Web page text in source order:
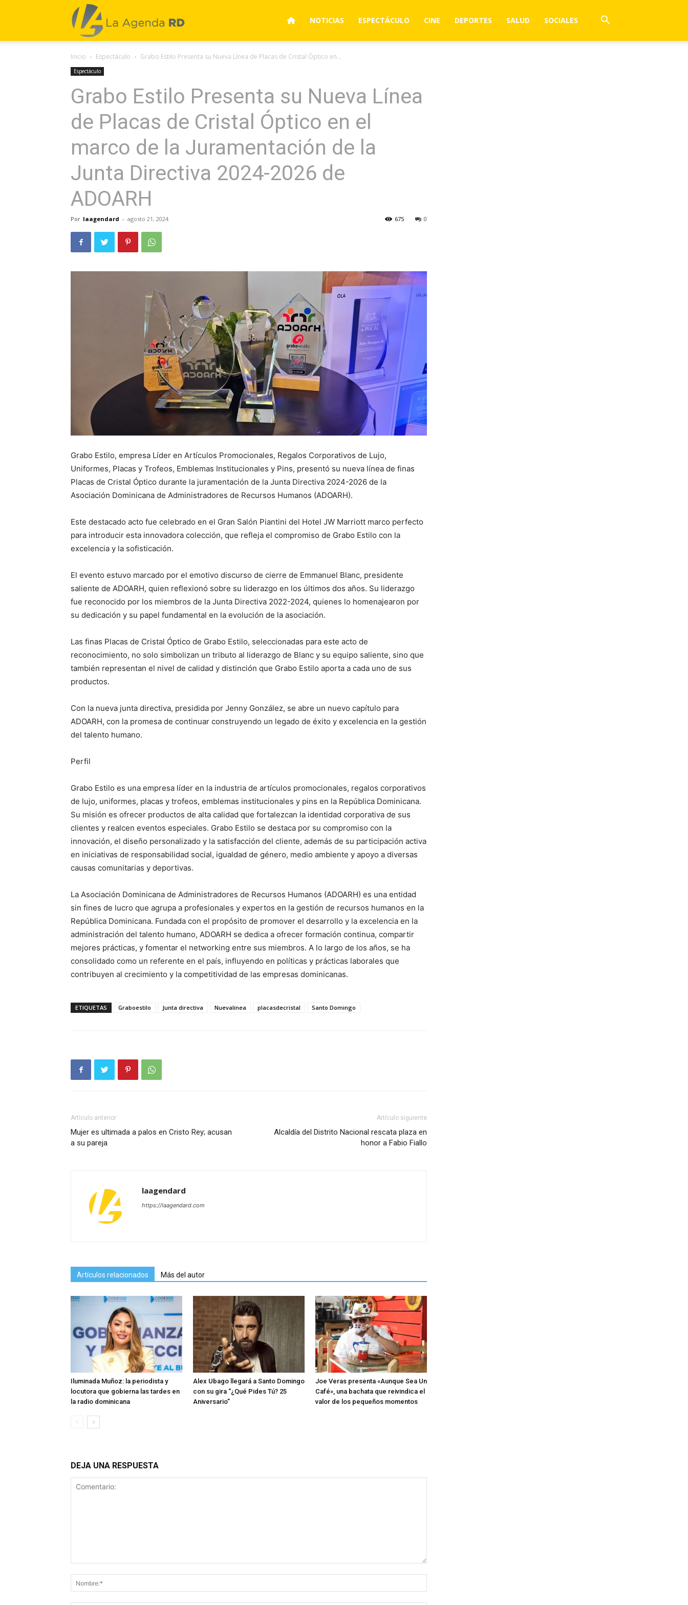
La
Agenda
RD
NOTICIAS ESPECTÁCULO CINE DEPORTES SALUD SOCIALES
Inicio Espectáculo Grabo Estilo Presenta su Nueva Línea de Placas de Cristal Óptico en...
Espectáculo
Grabo Estilo Presenta su Nueva Línea
de Placas de Cristal Óptico en el
marco de la Juramentación de la
Junta Directiva 2024-2026 de
ADOARH
Por laagendard - agosto 21, 2024 0
675
Grabo Estilo, empresa Líder en Artículos Promocionales, Regalos Corporativos de Lujo,
Uniformes, Placas y Trofeos, Emblemas Institucionales y Pins, presentó su nueva línea de finas
Placas de Cristal Óptico durante la juramentación de la Junta Directiva 2024-2026 de la
Asociación Dominicana de Administradores de Recursos Humanos (ADOARH).
Este destacado acto fue celebrado en el Gran Salón Piantini del Hotel JW Marriott marco perfecto
para introducir esta innovadora colección, que refleja el compromiso de Grabo Estilo con la
excelencia y la sofisticación.
El evento estuvo marcado por el emotivo discurso de cierre de Emmanuel Blanc, presidente
saliente de ADOARH, quien reflexionó sobre su liderazgo en los últimos dos años. Su liderazgo
fue reconocido por los miembros de la Junta Directiva 2022-2024, quienes lo homenajearon por
su dedicación y su papel fundamental en la evolución de la asociación.
Las finas Placas de Cristal Óptico de Grabo Estilo, seleccionadas para este acto de
reconocimiento, no solo simbolizan un tributo al liderazgo de Blanc y su equipo saliente, sino que
también representan el nivel de calidad y distinción que Grabo Estilo aporta a cada uno de sus
productos.
Con la nueva junta directiva, presidida por Jenny González, se abre un nuevo capítulo para
ADOARH, con la promesa de continuar construyendo un legado de éxito y excelencia en la gestión
del talento humano.
Perfil
Grabo Estilo es una empresa líder en la industria de artículos promocionales, regalos corporativos
de lujo, uniformes, placas y trofeos, emblemas institucionales y pins en la República Dominicana.
Su misión es ofrecer productos de alta calidad que fortalezcan la identidad corporativa de sus
clientes y realcen eventos especiales. Grabo Estilo se destaca por su compromiso con la
innovación, el diseño personalizado y la satisfacción del cliente, además de su participación activa
en iniciativas de responsabilidad social, igualdad de género, medio ambiente y apoyo a diversas
causas comunitarias y deportivas.
La Asociación Dominicana de Administradores de Recursos Humanos (ADOARH) es una entidad
sin fines de lucro que agrupa a profesionales y expertos en la gestión de recursos humanos en la
República Dominicana. Fundada con el propósito de promover el desarrollo y la excelencia en la
administración del talento humano, ADOARH se dedica a ofrecer formación continua, compartir
mejores prácticas, y fomentar el networking entre sus miembros. A lo largo de los años, se ha
consolidado como un referente en el país, influyendo en políticas y prácticas laborales que
contribuyen al crecimiento y la competitividad de las empresas dominicanas.
ETIQUETAS Graboestilo Junta directiva Nuevalinea placasdecristal Santo Domingo
Artículo anterior
Mujer es ultimada a palos en Cristo Rey; acusan
a su pareja
Artículo siguiente
Alcaldía del Distrito Nacional rescata plaza en
honor a Fabio Fiallo
laagendard
https://laagendard.com
Artículos relacionados Más del autor
Iluminada Muñoz: la periodista y
locutora que gobierna las tardes en
la radio dominicana
Alex Ubago llegará a Santo Domingo
con su gira “¿Qué Pides Tú? 25
Aniversario”
Joe Veras presenta «Aunque Sea Un
Café», una bachata que reivindica el
valor de los pequeños momentos
DEJA UNA RESPUESTA